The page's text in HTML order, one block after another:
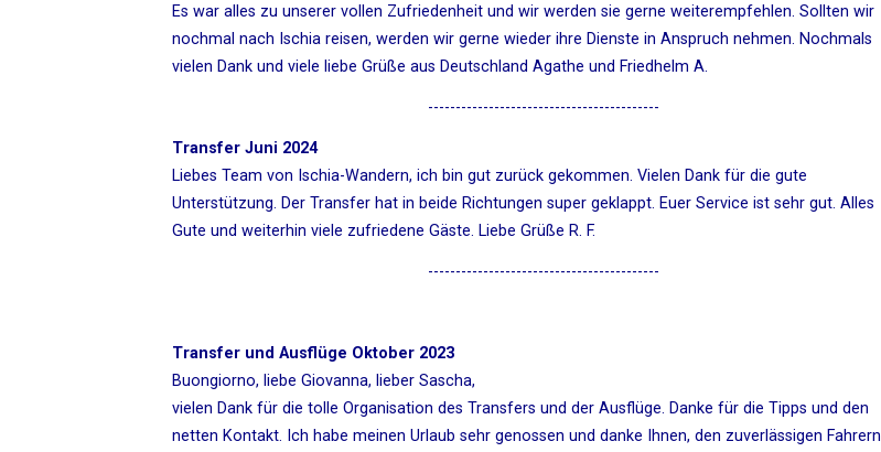
Es war alles zu unserer vollen Zufriedenheit und wir werden sie gerne weiterempfehlen. Sollten wir
nochmal nach Ischia reisen, werden wir gerne wieder ihre Dienste in Anspruch nehmen. Nochmals
vielen Dank und viele liebe Grüße aus Deutschland Agathe und Friedhelm A.
------------------------------------------
Transfer Juni 2024
Liebes Team von Ischia-Wandern, ich bin gut zurück gekommen. Vielen Dank für die gute
Unterstützung. Der Transfer hat in beide Richtungen super geklappt. Euer Service ist sehr gut. Alles
Gute und weiterhin viele zufriedene Gäste. Liebe Grüße R. F.
------------------------------------------
Transfer und Ausflüge Oktober 2023
Buongiorno, liebe Giovanna, lieber Sascha,
vielen Dank für die tolle Organisation des Transfers und der Ausflüge. Danke für die Tipps und den
netten Kontakt. Ich habe meinen Urlaub sehr genossen und danke Ihnen, den zuverlässigen Fahrern